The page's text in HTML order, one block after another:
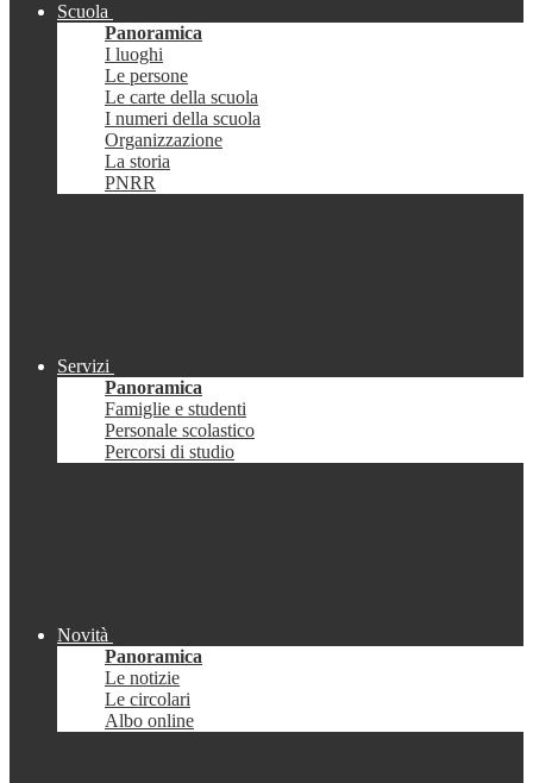
Scuola
Panoramica
I luoghi
Le persone
Le carte della scuola
I numeri della scuola
Organizzazione
La storia
PNRR
Servizi
Panoramica
Famiglie e studenti
Personale scolastico
Percorsi di studio
Novità
Panoramica
Le notizie
Le circolari
Albo online